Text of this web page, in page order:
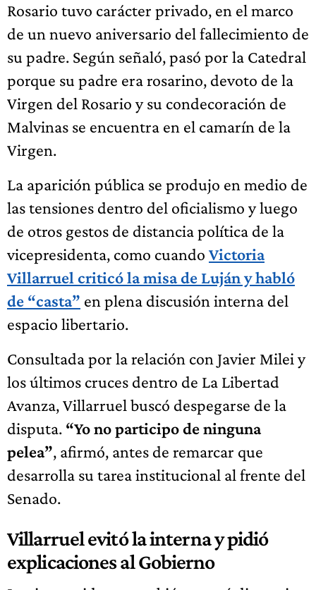
Rosario tuvo carácter privado, en el marco
de un nuevo aniversario del fallecimiento de
su padre. Según señaló, pasó por la Catedral
porque su padre era rosarino, devoto de la
Virgen del Rosario y su condecoración de
Malvinas se encuentra en el camarín de la
Virgen.
La aparición pública se produjo en medio de
las tensiones dentro del oficialismo y luego
de otros gestos de distancia política de la
vicepresidenta, como cuando Victoria
Villarruel criticó la misa de Luján y habló
de “casta” en plena discusión interna del
espacio libertario.
Consultada por la relación con Javier Milei y
los últimos cruces dentro de La Libertad
Avanza, Villarruel buscó despegarse de la
disputa. “Yo no participo de ninguna
pelea”, afirmó, antes de remarcar que
desarrolla su tarea institucional al frente del
Senado.
Villarruel evitó la interna y pidió
explicaciones al Gobierno